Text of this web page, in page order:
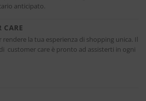
anticipato.
CARE
rendere la tua esperienza di shopping unica. Il
customer care è pronto ad assisterti in ogni